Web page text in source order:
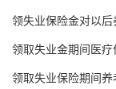
领失业保险金对以
领取失业金期间医
领取失业保险期间